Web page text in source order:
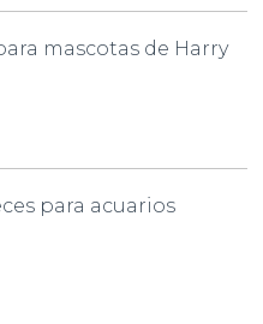
mascotas de Harry
para acuarios